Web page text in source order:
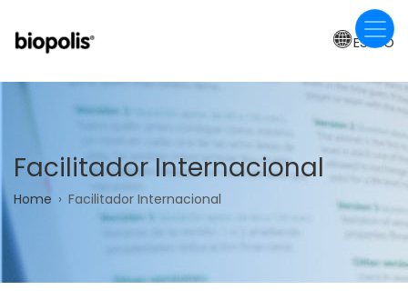
main
ES-BO
Facilitador Internacional
Breadcrumb
Home Facilitador Internacional